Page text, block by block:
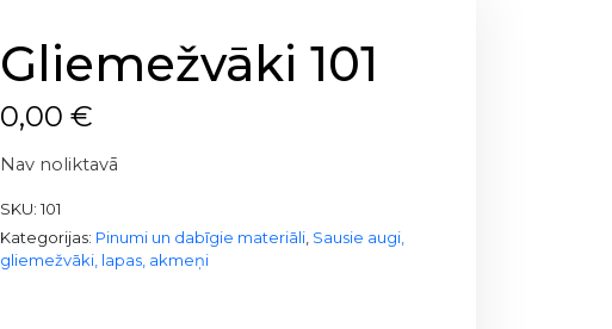
Gliemežvāki 101
0,00 €
Nav noliktavā
SKU: 101
Kategorijas: Pinumi un dabīgie materiāli, Sausie augi,
gliemežvāki, lapas, akmeņi